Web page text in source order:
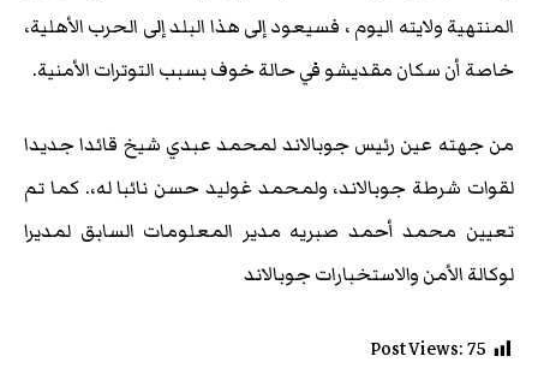
المنتهية ولايته اليوم ، فسيعود إلى هذا البلد إلى الحرب الأهلية،
خاصة أن سكان مقديشو في حالة خوف بسبب التوترات الأمنية.
من جهته عين رئيس جوبالاند لمحمد عبدي شيخ قائدا جديدا
لقوات شرطة جوبالاند، ولمحمد غوليد حسن نائبا له،. كما تم
تعيين محمد أحمد صبريه مدير المعلومات السابق لمديرا
لوكالة الأمن والاستخبارات جوبالاند
Post Views:75